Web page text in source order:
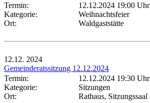
Termin:
12.12.2024 19:00 Uhr
Kategorie:
Weihnachtsfeier
Ort:
Waldgaststätte
12.12. 2024
Gemeinderatssitzung 12.12.2024
Termin:
12.12.2024 19:30 Uhr
Kategorie:
Sitzungen
Ort:
Rathaus, Sitzungssaal